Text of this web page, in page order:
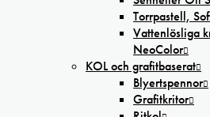
Torrpastell,
Vattenlösliga
NeoColor
KOL och grafitbaserat
Blyertspennor
Grafitkritor